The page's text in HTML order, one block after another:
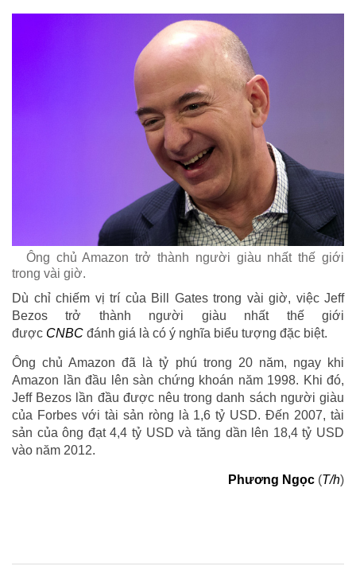
Ông chủ Amazon trở thành người giàu nhất thế giới
trong vài giờ.
Dù chỉ chiếm vị trí của Bill Gates trong vài giờ, việc Jeff
Bezos trở thành người giàu nhất thế giới
được CNBC đánh giá là có ý nghĩa biểu tượng đặc biệt.
Ông chủ Amazon đã là tỷ phú trong 20 năm, ngay khi
Amazon lần đầu lên sàn chứng khoán năm 1998. Khi đó,
Jeff Bezos lần đầu được nêu trong danh sách người giàu
của Forbes với tài sản ròng là 1,6 tỷ USD. Đến 2007, tài
sản của ông đạt 4,4 tỷ USD và tăng dần lên 18,4 tỷ USD
vào năm 2012.
Phương Ngọc (T/h)